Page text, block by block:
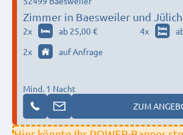
Zimmer in Baesweiler und Jülich
2x ab 25,00 € 4x
2x auf Anfrage
Mind. 1 Nacht
ZUM